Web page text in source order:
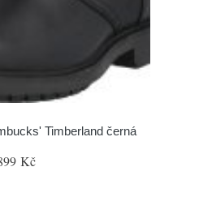
Timberland černá
Kč